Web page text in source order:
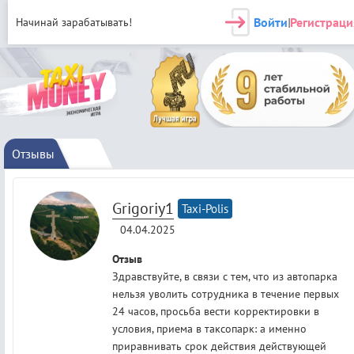
Начинай зарабатывать! Войти|
Отзывы
Grigoriy1 Taxi-Polis
04.04.2025
Отзыв
Здравствуйте, в связи с тем, что из автопарка
нельзя уволить сотрудника в течение первых
24 часов, просьба вести корректировки в
условия, приема в таксопарк: а именно
приравнивать срок действия действующей